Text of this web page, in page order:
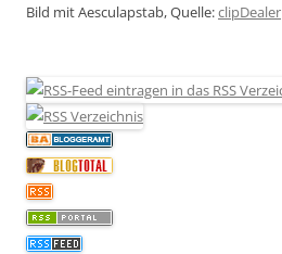
Bild mit Aesculapstab, Quelle:clipDealer